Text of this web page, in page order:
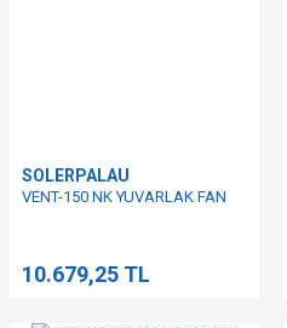
SOLERPALAU
VENT-150 NK YUVARLAK FAN
10.679,25 TL